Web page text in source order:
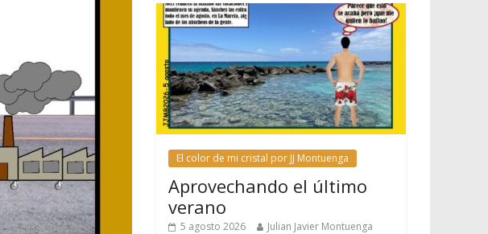
El color de mi cristal por JJ Montuenga
Aprovechando el último
verano
5 agosto 2026 Julian Javier Montuenga